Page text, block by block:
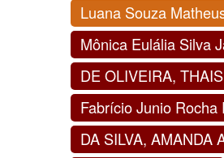
Luana Souza
Mônica Eulália Silva
DE OLIVEIRA,
Fabrício Junio Rocha
DA SILVA, AMANDA